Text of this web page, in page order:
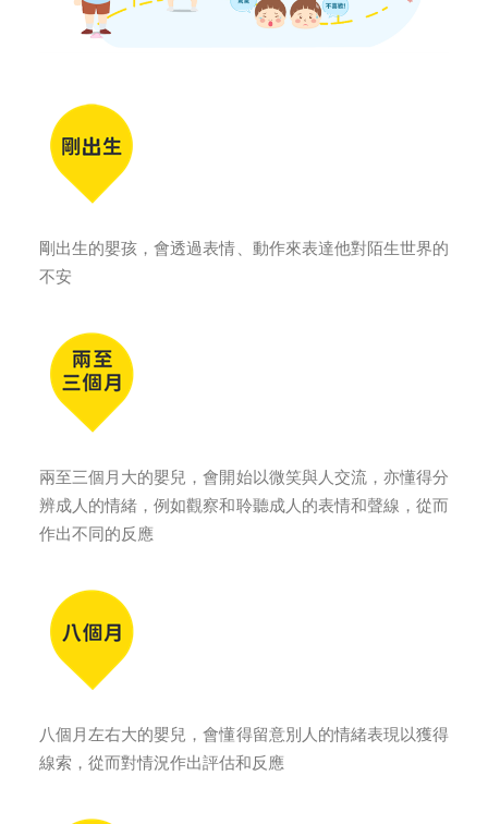
剛出生的嬰孩，會透過表情、動作來表達他對陌生世界的
不安
兩至三個月大的嬰兒，會開始以微笑與人交流，亦懂得分
辨成人的情緒，例如觀察和聆聽成人的表情和聲線，從而
作出不同的反應
八個月左右大的嬰兒，會懂得留意別人的情緒表現以獲得
線索，從而對情況作出評估和反應